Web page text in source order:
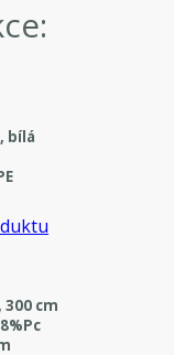
bílá
300 cm